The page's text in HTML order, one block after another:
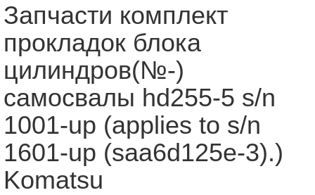
Запчасти комплект
прокладок блока
цилиндров(№-)
самосвалы hd255-5 s/n
1001-up (applies to s/n
1601-up (saa6d125e-3).)
Komatsu